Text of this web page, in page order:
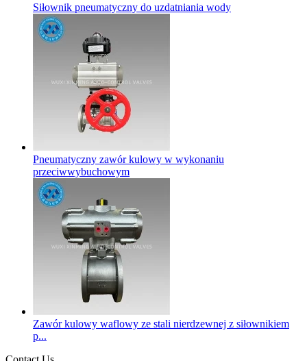
Siłownik pneumatyczny do uzdatniania wody
Pneumatyczny zawór kulowy w wykonaniu
przeciwwybuchowym
Zawór kulowy waflowy ze stali nierdzewnej z siłownikiem
p...